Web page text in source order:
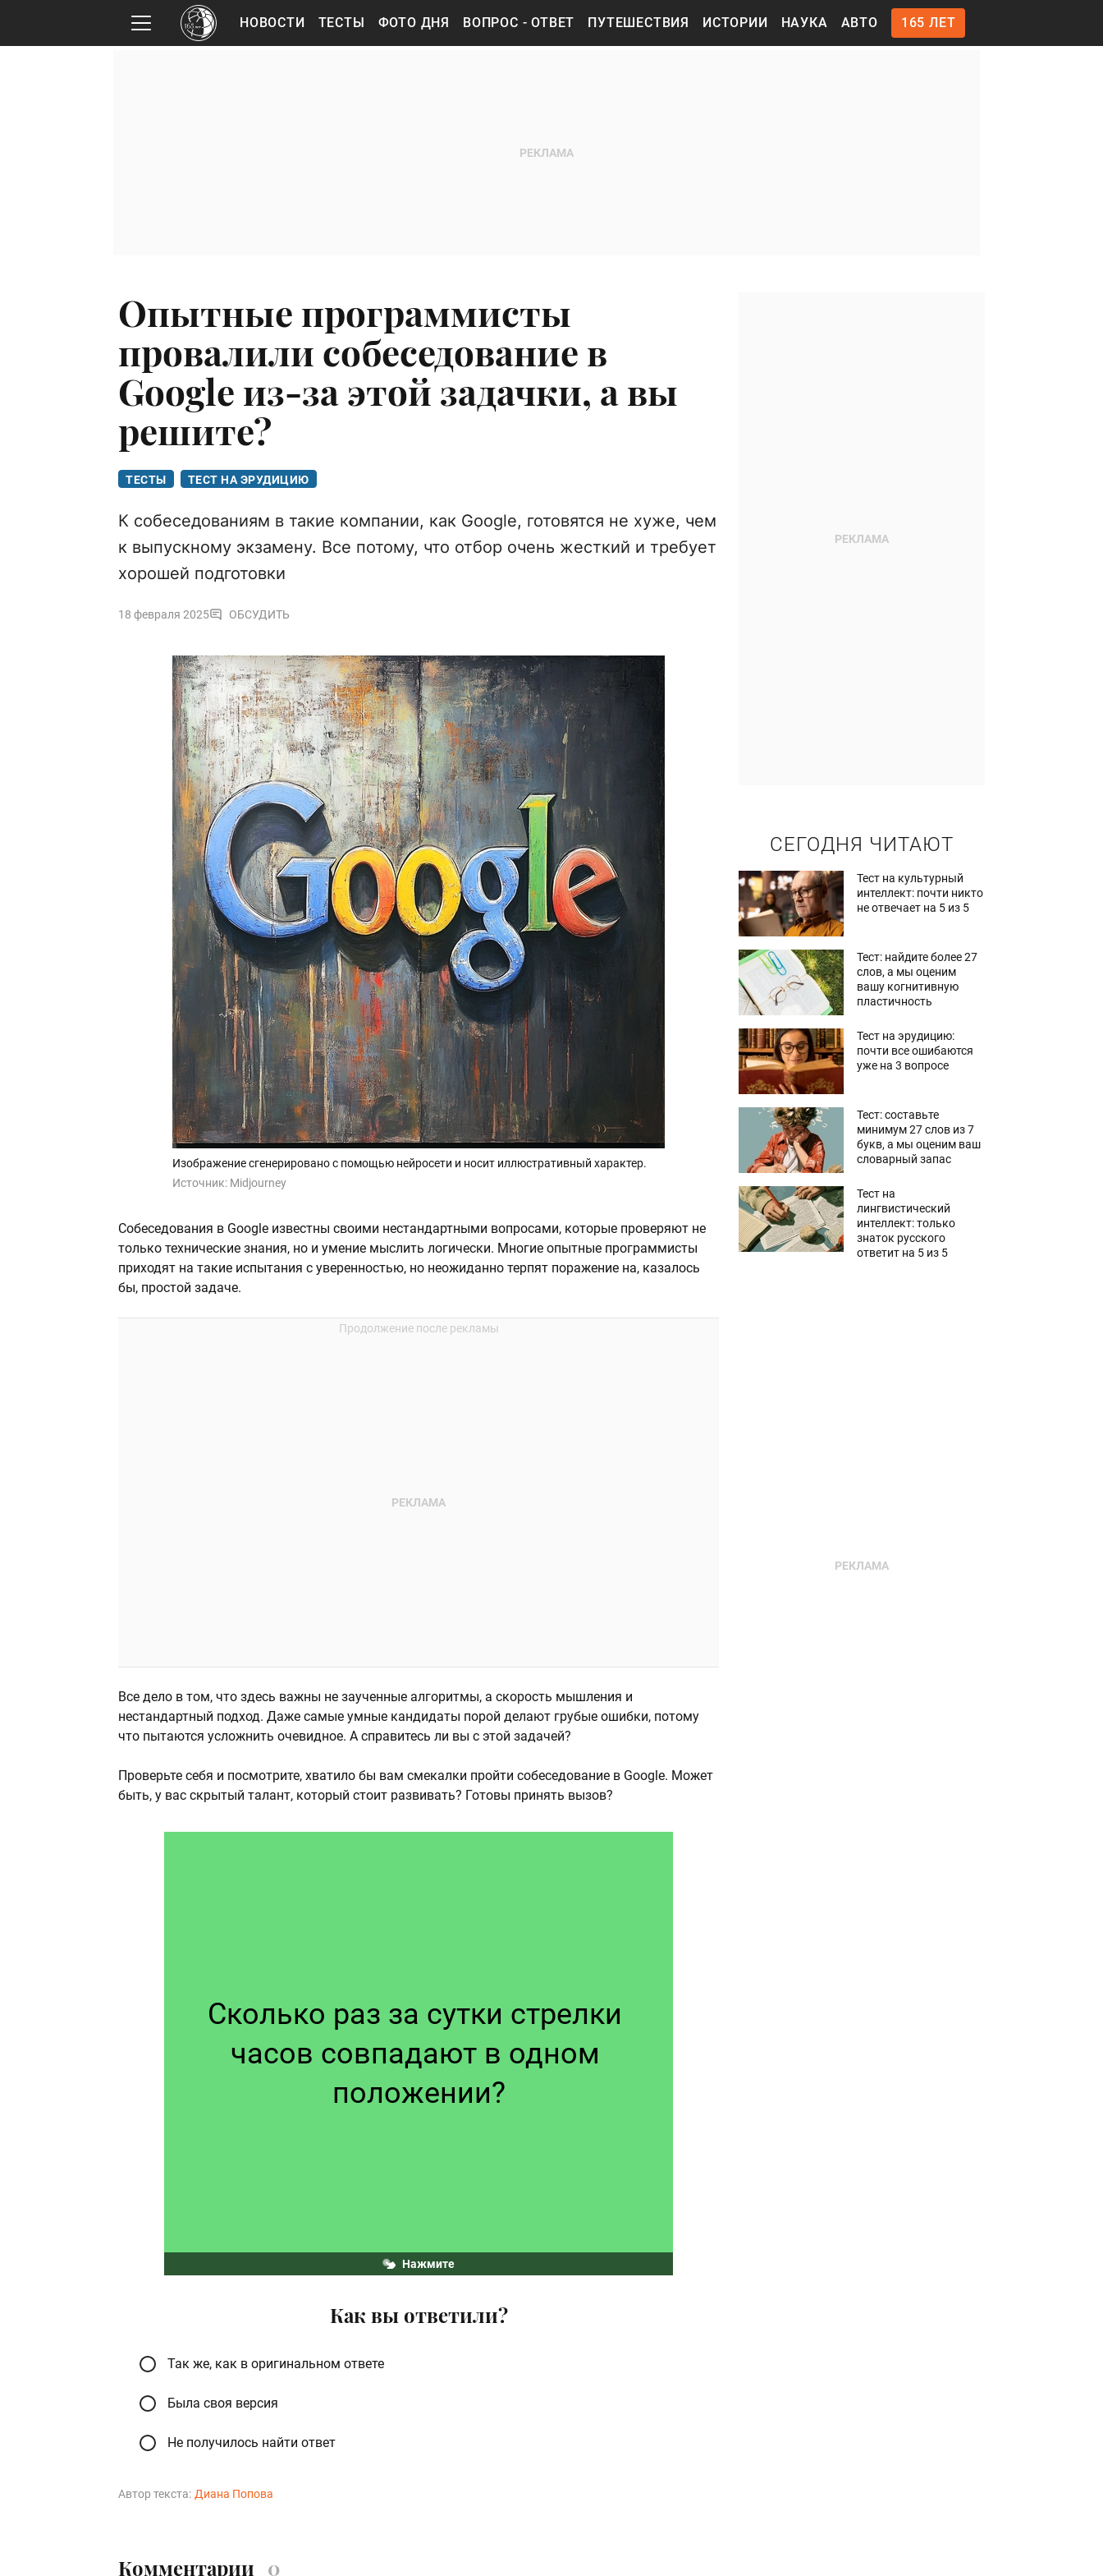
НОВОСТИ ТЕСТЫ ФОТО ДНЯ ВОПРОС - ОТВЕТ ПУТЕШЕСТВИЯ ИСТОРИИ НАУКА АВТО 165 ЛЕТ
Опытные программисты
провалили собеседование в
Google из-за этой задачки, а вы
решите?
ТЕСТЫ ТЕСТ НА ЭРУДИЦИЮ
К собеседованиям в такие компании, как Google, готовятся не хуже, чем
к выпускному экзамену. Все потому, что отбор очень жесткий и требует
хорошей подготовки
18 февраля 2025 ОБСУДИТЬ
Изображение сгенерировано с помощью нейросети и носит иллюстративный характер.
Источник: Midjourney
Собеседования в Google известны своими нестандартными вопросами, которые проверяют не
только технические знания, но и умение мыслить логически. Многие опытные программисты
приходят на такие испытания с уверенностью, но неожиданно терпят поражение на, казалось
бы, простой задаче.
Все дело в том, что здесь важны не заученные алгоритмы, а скорость мышления и
нестандартный подход. Даже самые умные кандидаты порой делают грубые ошибки, потому
что пытаются усложнить очевидное. А справитесь ли вы с этой задачей?
Проверьте себя и посмотрите, хватило бы вам смекалки пройти собеседование в Google. Может
быть, у вас скрытый талант, который стоит развивать? Готовы принять вызов?
Сколько раз за сутки стрелки
часов совпадают в одном
положении?
Нажмите
Как вы ответили?
Так же, как в оригинальном ответе
Была своя версия
Не получилось найти ответ
Автор текста: Диана Попова
СЕГОДНЯ ЧИТАЮТ
Тест на культурный
интеллект: почти никто
не отвечает на 5 из 5
Тест: найдите более 27
слов, а мы оценим
вашу когнитивную
пластичность
Тест на эрудицию:
почти все ошибаются
уже на 3 вопросе
Тест: составьте
минимум 27 слов из 7
букв, а мы оценим ваш
словарный запас
Тест на
лингвистический
интеллект: только
знаток русского
ответит на 5 из 5
Комментарии 0